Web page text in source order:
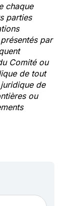
chaque
parties
par
Comité ou
de tout
de
ou